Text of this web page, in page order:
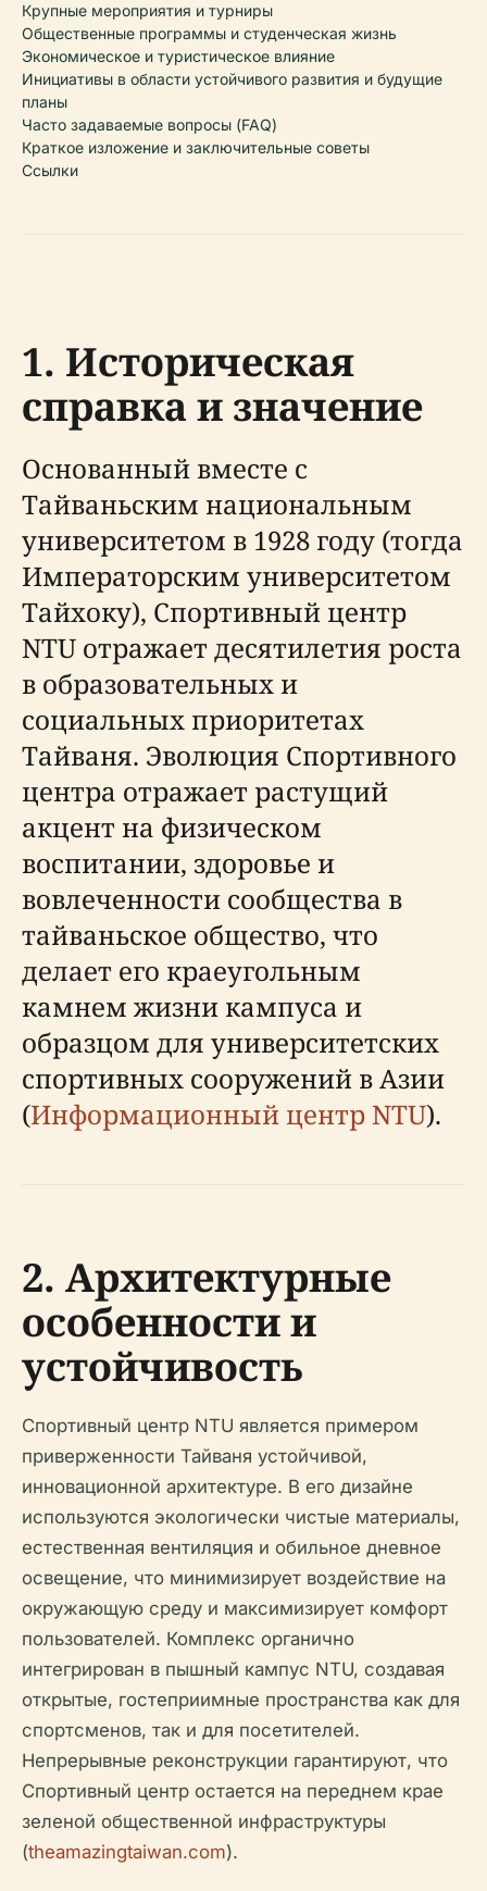
Крупные мероприятия и турниры
Общественные программы и студенческая жизнь
Экономическое и туристическое влияние
Инициативы в области устойчивого развития и будущие
планы
Часто задаваемые вопросы (FAQ)
Краткое изложение и заключительные советы
Ссылки
1. Историческая
справка и значение
Основанный вместе с
Тайваньским национальным
университетом в 1928 году (тогда
Императорским университетом
Тайхоку), Спортивный центр
NTU отражает десятилетия роста
в образовательных и
социальных приоритетах
Тайваня. Эволюция Спортивного
центра отражает растущий
акцент на физическом
воспитании, здоровье и
вовлеченности сообщества в
тайваньское общество, что
делает его краеугольным
камнем жизни кампуса и
образцом для университетских
спортивных сооружений в Азии
(Информационный центр NTU).
2. Архитектурные
особенности и
устойчивость
Спортивный центр NTU является примером
приверженности Тайваня устойчивой,
инновационной архитектуре. В его дизайне
используются экологически чистые материалы,
естественная вентиляция и обильное дневное
освещение, что минимизирует воздействие на
окружающую среду и максимизирует комфорт
пользователей. Комплекс органично
интегрирован в пышный кампус NTU, создавая
открытые, гостеприимные пространства как для
спортсменов, так и для посетителей.
Непрерывные реконструкции гарантируют, что
Спортивный центр остается на переднем крае
зеленой общественной инфраструктуры
(theamazingtaiwan.com).